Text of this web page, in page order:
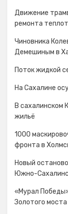
Движение
ремонта
Чиновника
Демешиным в
Поток жидкой
На Сахалине
В сахалинском
жильё
1000
фронта в
Новый
Южно-
«Мурал
Золотого